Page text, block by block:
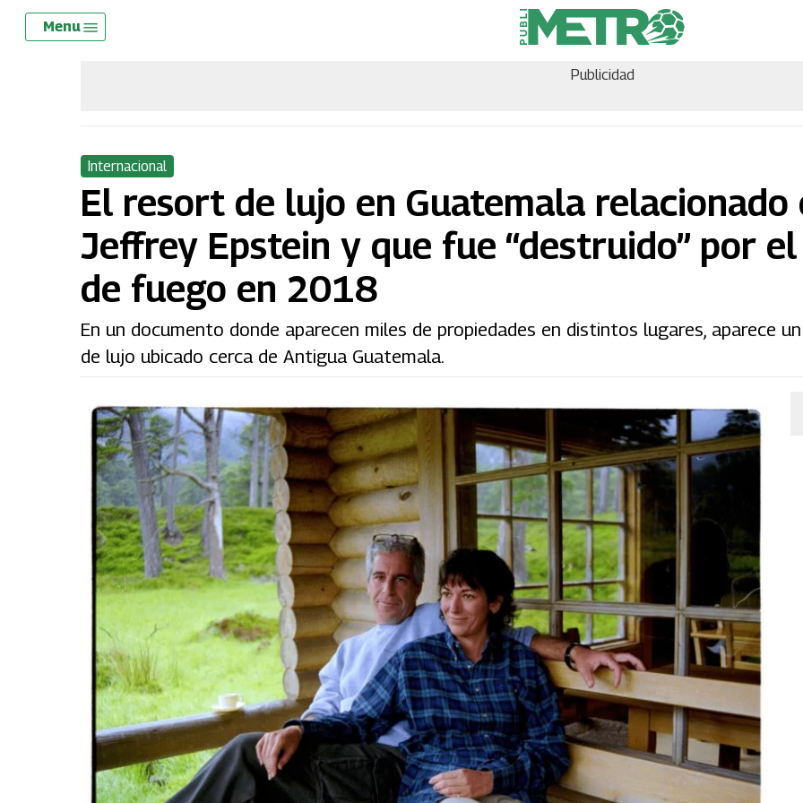
Skip
Menu
Publicidad
Internacional
El resort de lujo en Guatemala relacionado
Jeffrey Epstein y que fue “destruido” por
de fuego en 2018
En un documento donde aparecen miles de propiedades en distintos lugares, aparece
de lujo ubicado cerca de Antigua Guatemala.
Menu